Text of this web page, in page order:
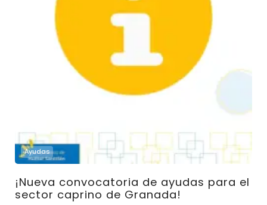
Ayudas
¡Nueva convocatoria de ayudas para el
sector caprino de Granada!